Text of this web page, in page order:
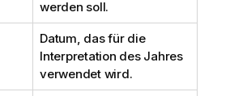
werden soll.
Datum, das für die
Interpretation des Jahres
verwendet wird.